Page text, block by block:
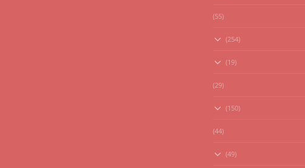
(55)
(254)
(19)
(29)
(150)
(44)
(49)